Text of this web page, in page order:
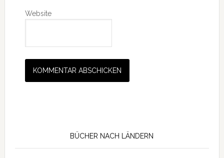
Website
BÜCHER NACH LÄNDERN